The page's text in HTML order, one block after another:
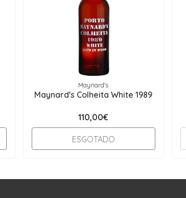
Maynard's
Maynard's Colheita White 1989
110,00€
ESGOTADO